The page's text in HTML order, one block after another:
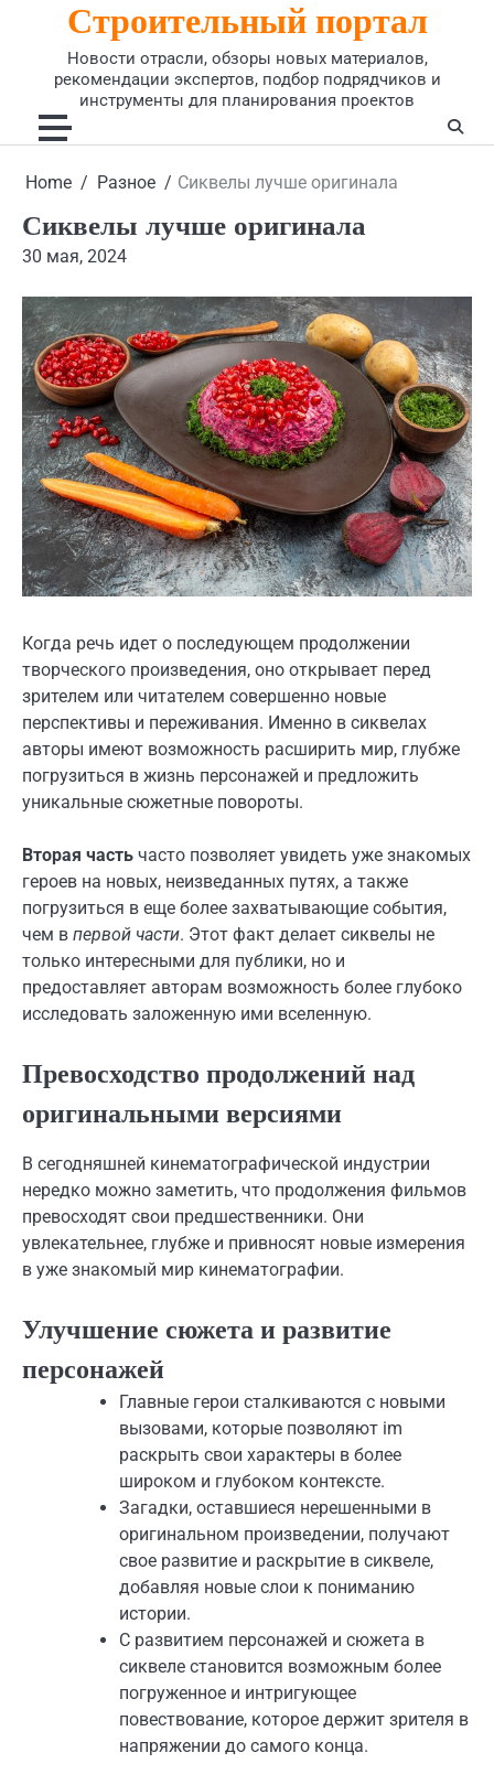
Строительный портал
Новости отрасли, обзоры новых материалов,
рекомендации экспертов, подбор подрядчиков и
инструменты для планирования проектов
Home Разное Сиквелы лучше оригинала
Сиквелы лучше оригинала
30 мая, 2024
Когда речь идет о последующем продолжении
творческого произведения, оно открывает перед
зрителем или читателем совершенно новые
перспективы и переживания. Именно в сиквелах
авторы имеют возможность расширить мир, глубже
погрузиться в жизнь персонажей и предложить
уникальные сюжетные повороты.
Вторая часть часто позволяет увидеть уже знакомых
героев на новых, неизведанных путях, а также
погрузиться в еще более захватывающие события,
чем в первой части. Этот факт делает сиквелы не
только интересными для публики, но и
предоставляет авторам возможность более глубоко
исследовать заложенную ими вселенную.
Превосходство продолжений над
оригинальными версиями
В сегодняшней кинематографической индустрии
нередко можно заметить, что продолжения фильмов
превосходят свои предшественники. Они
увлекательнее, глубже и привносят новые измерения
в уже знакомый мир кинематографии.
Улучшение сюжета и развитие
персонажей
Главные герои сталкиваются с новыми
вызовами, которые позволяют im
раскрыть свои характеры в более
широком и глубоком контексте.
Загадки, оставшиеся нерешенными в
оригинальном произведении, получают
свое развитие и раскрытие в сиквеле,
добавляя новые слои к пониманию
истории.
С развитием персонажей и сюжета в
сиквеле становится возможным более
погруженное и интригующее
повествование, которое держит зрителя в
напряжении до самого конца.